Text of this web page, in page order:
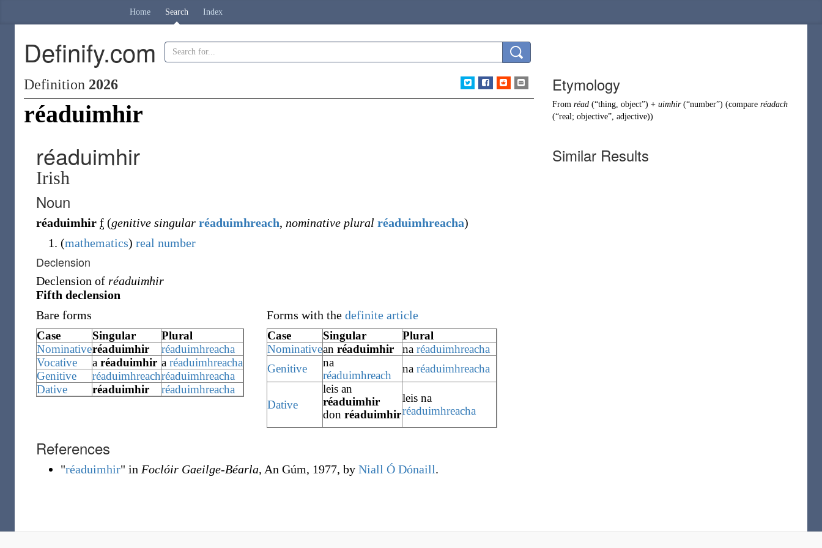
Home Search Index
Definify.com
Definition 2026
réaduimhir
réaduimhir
Irish
Noun
réaduimhir f (genitive singular réaduimhreach, nominative plural réaduimhreacha)
(mathematics) real number
Declension
Declension of réaduimhir
Fifth declension
Bare forms
Case Singular
Plural
Nominativeréaduimhir
réaduimhreacha
Vocative
a réaduimhir a réaduimhreacha
Genitive
réaduimhreachréaduimhreacha
Dative
réaduimhir réaduimhreacha
Forms with the definite article
Case Singular
Plural
Nominativean réaduimhir na réaduimhreacha
Genitive
na
réaduimhreach
na réaduimhreacha
Dative
leis an
réaduimhir
don réaduimhir
leis na
réaduimhreacha
References
"réaduimhir" in Foclóir Gaeilge-Béarla, An Gúm, 1977, by Niall Ó Dónaill.
Etymology
From réad (“thing, object”) + uimhir (“number”) (compare réadach
(“real; objective”, adjective))
Similar Results